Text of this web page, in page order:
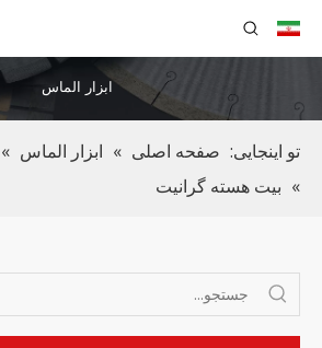
ابزار الماس
تو اینجایی: صفحه اصلی » ابزار الماس »
» بیت هسته گرانیت